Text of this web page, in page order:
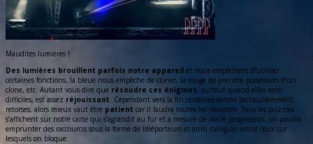
Maudites lumières !
Des lumières brouillent parfois notre appareil et nous empêchent d’utiliser
certaines fonctions, la bleue nous empêche de cloner, la rouge de prendre possession d’un
clone, etc. Autant vous dire que résoudre ces énigmes, surtout quand elles sont
difficiles, est assez réjouissant . Cependant vers la fin certaines seront particulièrement
retorses, alors mieux vaut être patient car il faudra toutes les résoudre. Tous les puzzles
s’affichent sur notre carte qui s’agrandit au fur et à mesure de notre progression, on pourra
emprunter des raccourcis sous la forme de téléporteurs et ainsi naviguer entre ceux sur
lesquels on bloque.